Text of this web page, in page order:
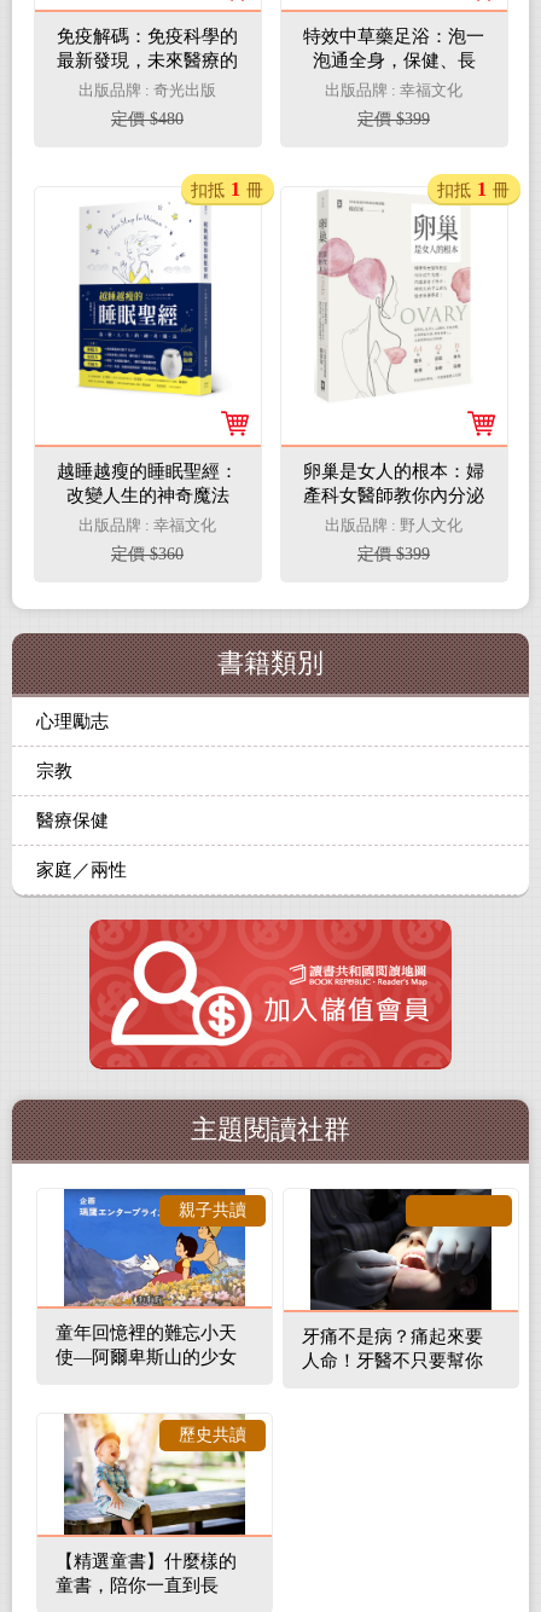
免疫解碼：免疫科學的
最新發現，未來醫療的
生死關鍵
出版品牌 : 奇光出版
定價 $480
特效中草藥足浴：泡一
泡通全身，保健、長
壽、養顏又治病
出版品牌 : 幸福文化
定價 $399
越睡越瘦的睡眠聖經：
改變人生的神奇魔法
出版品牌 : 幸福文化
定價 $360
扣抵 1 冊
卵巢是女人的根本：婦
產科女醫師教你內分泌
不失調、代謝排毒不怕
老、婦科疾病不上身的
優雅保養專書！
出版品牌 : 野人文化
定價 $399
扣抵 1 冊
書籍類別
心理勵志
宗教
醫療保健
家庭／兩性
主題閱讀社群
童年回憶裡的難忘小天
使—阿爾卑斯山的少女
親子共讀
牙痛不是病？痛起來要
人命！牙醫不只要幫你
【精選童書】什麼樣的
童書，陪你一直到長
歷史共讀